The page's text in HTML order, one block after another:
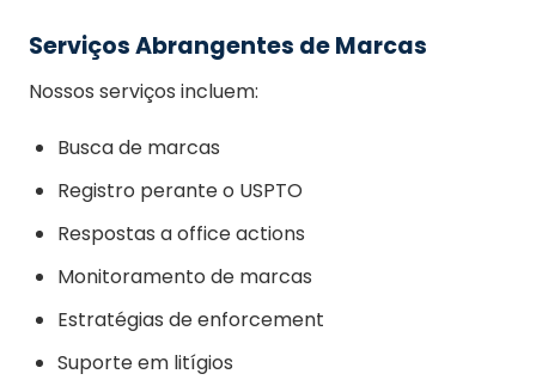
Serviços Abrangentes de Marcas
Nossos serviços incluem:
Busca de marcas
Registro perante o USPTO
Respostas a office actions
Monitoramento de marcas
Estratégias de enforcement
Suporte em litígios